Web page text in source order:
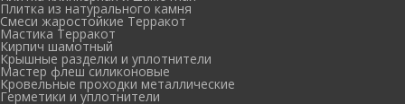
Плитка из натурального камня
Смеси жаростойкие Терракот
Мастика Терракот
Кирпич шамотный
Крышные разделки и уплотнители
Мастер флеш силиконовые
Кровельные проходки металлические
Герметики и уплотнители